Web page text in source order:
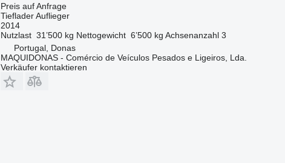
Preis auf Anfrage
Tieflader Auflieger
2014
Nutzlast 31’500 kg Nettogewicht 6’500 kg Achsenanzahl 3
Portugal, Donas
MAQUIDONAS - Comércio de Veículos Pesados e Ligeiros, Lda.
Verkäufer kontaktieren